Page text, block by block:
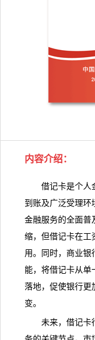
内容介绍：
借记卡是个人金
到账及广泛受理环
金融服务的全面普
缩，但借记卡在工
用。同时，商业银
能，将借记卡从单
落地，促使银行更
变。
未来，借记卡行